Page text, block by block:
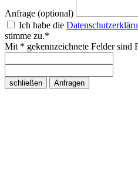
Anfrage (optional)
Ich habe die
stimme zu.*
Mit * gekennzeichnete Felder sind
schließen Anfragen